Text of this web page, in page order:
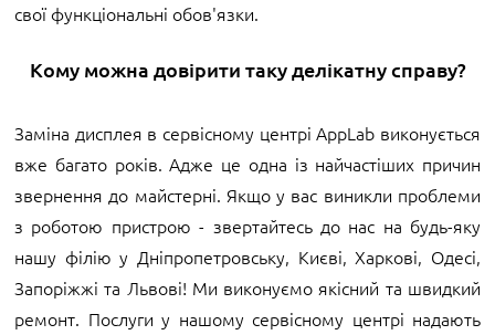
свої функціональні обов'язки.
Кому можна довірити таку делікатну справу?
Заміна дисплея в сервісному центрі AppLab виконується
вже багато років. Адже це одна із найчастіших причин
звернення до майстерні. Якщо у вас виникли проблеми
з роботою пристрою - звертайтесь до нас на будь-яку
нашу філію у Дніпропетровську, Києві, Харкові, Одесі,
Запоріжжі та Львові! Ми виконуємо якісний та швидкий
ремонт. Послуги у нашому сервісному центрі надають